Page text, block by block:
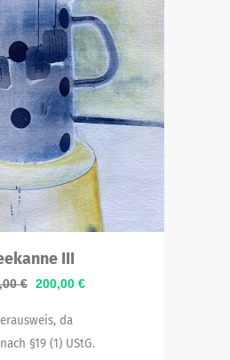
III
€ Ursprünglicher
war:
225,00 €
200,00 €Aktueller
200,00 €.
da
§19 (1) UStG.